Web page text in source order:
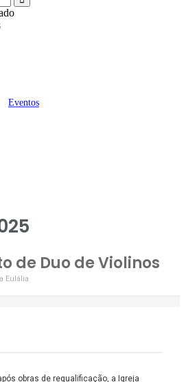
Duo de
Eventos
de Duo de Violinos
Eulália
obras de requalificação, a Igreja